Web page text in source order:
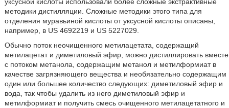
уксусной кислоты использовали более сложные экстрактивные
методики дистилляции. Сложные методики этого типа для
отделения муравьиной кислоты от уксусной кислоты описаны,
например, в US 4692219 и US 5227029.
Обычно поток неочищенного метилацетата, содержащий
метилацетат и диметиловый эфир, можно дистиллировать вместе
с потоком метанола, содержащим метанол и метилформиат в
качестве загрязняющего вещества и необязательно содержащим
один или большее количество следующих: диметиловый эфир и
вода, так чтобы удалить из него диметиловый эфир и
метилформиат и получить смесь очищенного метилацетатного и